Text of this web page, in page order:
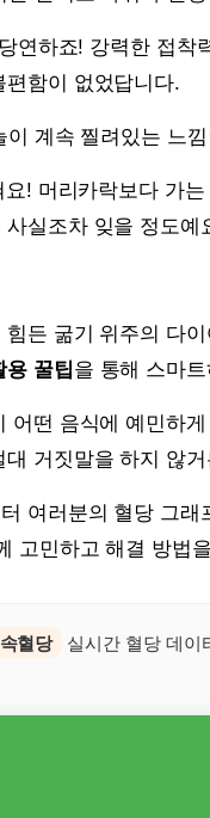
연하죠! 강력한 접착
편함이 없었답니다.
이 계속 찔려있는 느
요! 머리카락보다 가
사실조차 잊을 정도예
힘든 굶기 위주의 다
용 꿀팁을 통해 스마
어떤 음식에 예민하
대 거짓말을 하지 않
여러분의 혈당 그래
고민하고 해결 방법
혈당
실시간 혈당 데이